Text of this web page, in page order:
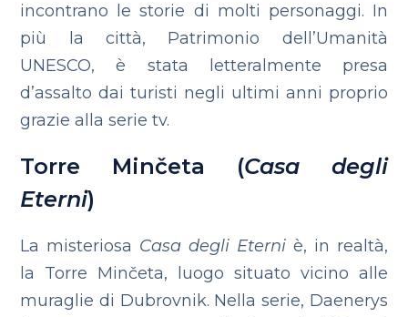
incontrano le storie di molti personaggi. In
più la città, Patrimonio dell’Umanità
UNESCO, è stata letteralmente presa
d’assalto dai turisti negli ultimi anni proprio
grazie alla serie tv.
Torre Minčeta (Casa degli
Eterni)
La misteriosa Casa degli Eterniè, in realtà,
la Torre Minčeta, luogo situato vicino alle
muraglie di Dubrovnik. Nella serie, Daenerys